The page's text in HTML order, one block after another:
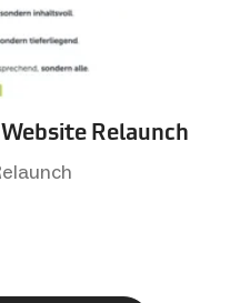
Relaunch